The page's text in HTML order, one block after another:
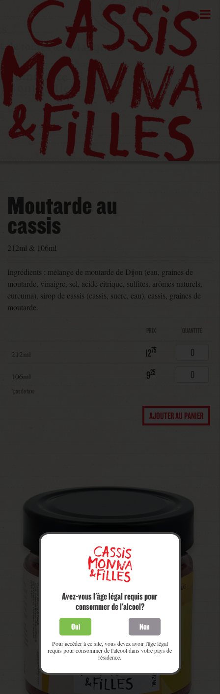
Moutarde au
cassis
212ml & 106ml
Ingrédients : mélange de moutarde de Dijon (eau, graines de
moutarde, vinaigre, sel, acide citrique, sulfites, arômes naturels,
curcuma), sirop de cassis (cassis, sucre, eau), cassis, graines de
moutarde.
PRIX QUANTITÉ
212ml 1275
106ml 925
*pas de taxe
Avez-vous l'âge légal requis pour
consommer de l'alcool?
Oui Non
Pour accéder à ce site, vous devez avoir l'âge légal
requis pour consommer de l'alcool dans votre pays de
résidence.